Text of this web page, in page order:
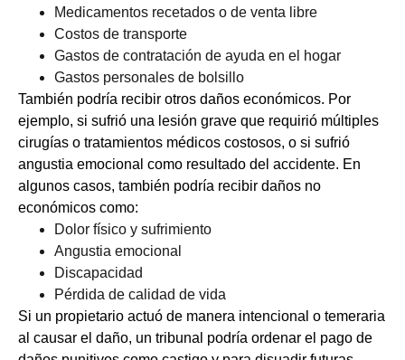
Medicamentos recetados o de venta libre
Costos de transporte
Gastos de contratación de ayuda en el hogar
Gastos personales de bolsillo
También podría recibir otros daños económicos. Por
ejemplo, si sufrió una lesión grave que requirió múltiples
cirugías o tratamientos médicos costosos, o si sufrió
angustia emocional como resultado del accidente. En
algunos casos, también podría recibir daños no
económicos como:
Dolor físico y sufrimiento
Angustia emocional
Discapacidad
Pérdida de calidad de vida
Si un propietario actuó de manera intencional o temeraria
al causar el daño, un tribunal podría ordenar el pago de